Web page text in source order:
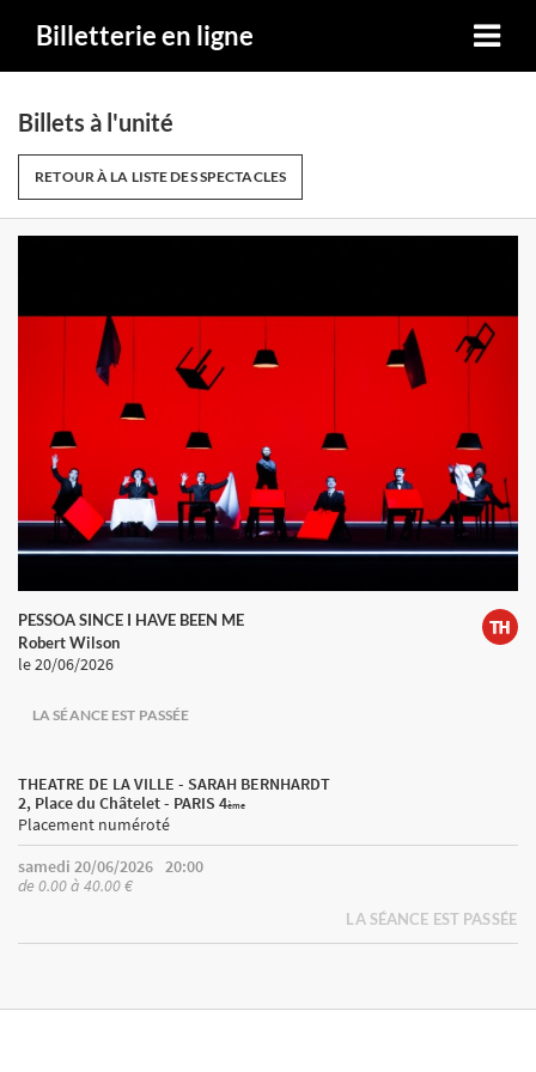
Billetterie en ligne
Billets à l'unité
RETOUR À LA LISTE DES SPECTACLES
PESSOA SINCE I HAVE BEEN ME
Robert Wilson
le 20/06/2026
LA SÉANCE EST PASSÉE
THEATRE DE LA VILLE - SARAH BERNHARDT
2, Place du Châtelet - PARIS 4ème
Placement numéroté
samedi 20/06/2026 20:00
de 0.00 à 40.00 €
LA SÉANCE EST PASSÉE